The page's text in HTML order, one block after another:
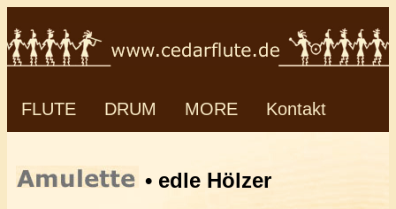
FLUTE DRUM MORE Kontakt
• edle Hölzer